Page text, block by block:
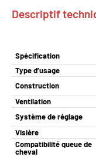
Descriptif
Spécification
Type d’usage
Construction
Ventilation
Système de réglage
Visière
Compatibilité queue de
cheval